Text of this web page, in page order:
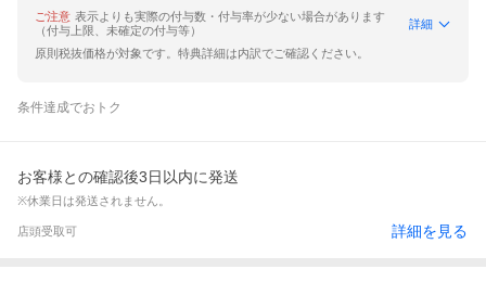
ご注意 表示よりも実際の付与数・付与率が少ない場合があります
（付与上限、未確定の付与等）
詳細
原則税抜価格が対象です。特典詳細は内訳でご確認ください。
条件達成でおトク
お客様との確認後3日以内に発送
※休業日は発送されません。
店頭受取可 詳細を見る